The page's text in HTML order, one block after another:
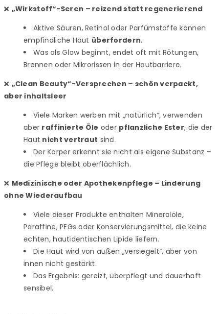
❌ „Wirkstoff“-Seren – reizend statt regenerierend
Aktive Säuren, Retinol oder Parfümstoffe können
empfindliche Haut überfordern.
Was als Glow beginnt, endet oft mit Rötungen,
Brennen oder Mikrorissen in der Hautbarriere.
❌ „Clean Beauty“-Versprechen – schön verpackt,
aber inhaltsleer
Viele Marken werben mit „natürlich“, verwenden
aber raffinierte Öle oder pflanzliche Ester, die der
Haut nicht vertraut sind.
Der Körper erkennt sie nicht als eigene Substanz –
die Pflege bleibt oberflächlich.
❌ Medizinische oder Apothekenpflege – Linderung
ohne Wiederaufbau
Viele dieser Produkte enthalten Mineralöle,
Paraffine, PEGs oder Konservierungsmittel, die keine
echten, hautidentischen Lipide liefern.
Die Haut wird von außen „versiegelt“, aber von
innen nicht gestärkt.
Das Ergebnis: gereizt, überpflegt und dauerhaft
sensibel.